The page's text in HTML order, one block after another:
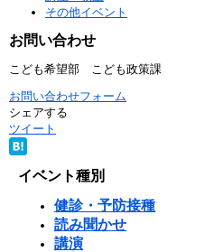
その他イベント
お問い合わせ
こども希望部 こども政策課
お問い合わせフォーム
シェアする
ツイート
イベント種別
健診・予防接種
読み聞かせ
講演